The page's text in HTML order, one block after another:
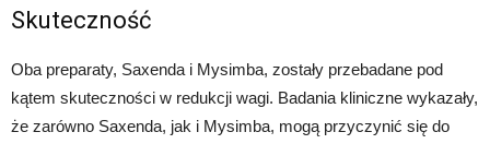
Skuteczność
Oba preparaty, Saxenda i Mysimba, zostały przebadane pod
kątem skuteczności w redukcji wagi. Badania kliniczne wykazały,
że zarówno Saxenda, jak i Mysimba, mogą przyczynić się do